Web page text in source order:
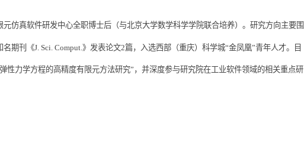
仿真软件研发中心全职博士后（与北京大学数学科学学院联合培养）。研究方向主要围
期刊《J. Sci. Comput.》发表论文2篇，入选西部（重庆）科学城“金凤凰”青年人才。目
性力学方程的高精度有限元方法研究”，并深度参与研究院在工业软件领域的相关重点研